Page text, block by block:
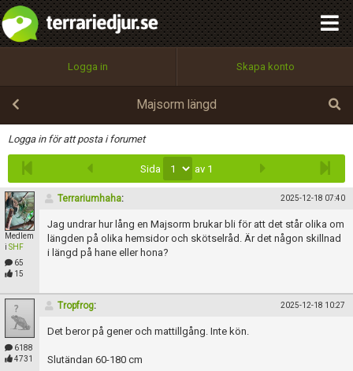
Logga in Skapa konto
Majsorm längd
Logga in för att posta i forumet
Sida av 1
Medlem
i SHF
65
15
Terrariumhaha: 2025-12-18 07:40
Jag undrar hur lång en Majsorm brukar bli för att det står olika om
längden på olika hemsidor och skötselråd. Är det någon skillnad
i längd på hane eller hona?
6188
4731
Tropfrog: 2025-12-18 10:27
Det beror på gener och mattillgång. Inte kön.
Slutändan 60-180 cm
Infoga
Utför
100%
OK
integritetspolicy
Namn:
Epost:
Användarnamn:
Lösenord:
Privacy Policy
Terms of Service
Begär nytt lösenord
Tillbaka till förstasidan